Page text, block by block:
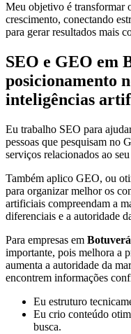
Meu objetivo é transformar
crescimento, conectando
para gerar resultados mais
SEO e GEO em
posicionamento
inteligências
Eu trabalho SEO para
pessoas que pesquisam no
serviços relacionados ao
Também aplico GEO, ou
para organizar melhor os
artificiais compreendam a
diferenciais e a autoridade
Para empresas em Botuverá
importante, pois melhora a
aumenta a autoridade da
encontrem informações
Eu estruturo
Eu crio conteúdo
busca.